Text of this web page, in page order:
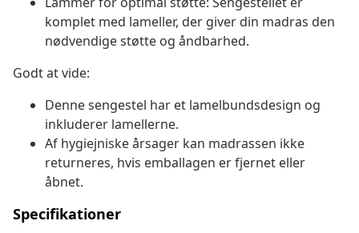
komplet med lameller, der giver din madras den
nødvendige støtte og åndbarhed.
Godt at vide:
Denne sengestel har et lamelbundsdesign og
inkluderer lamellerne.
Af hygiejniske årsager kan madrassen ikke
returneres, hvis emballagen er fjernet eller
åbnet.
Specifikationer